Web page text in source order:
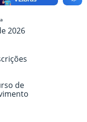
2026
de